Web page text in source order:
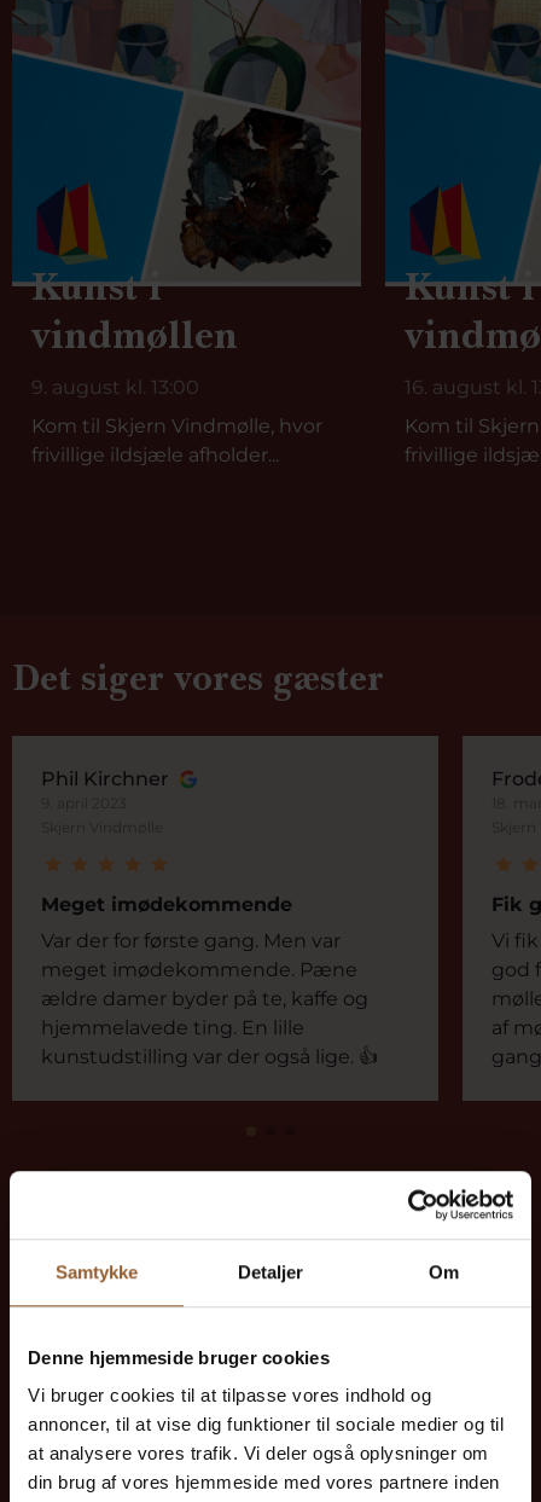
Samtykke Detaljer Om
Denne hjemmeside bruger cookies
Vi bruger cookies til at tilpasse vores indhold og
annoncer, til at vise dig funktioner til sociale medier og til
at analysere vores trafik. Vi deler også oplysninger om
din brug af vores hjemmeside med vores partnere inden
Kunst i
vindmøllen
9. august kl. 13:00
Kom til Skjern Vindmølle, hvor
frivillige ildsjæle afholder...
Kunst i
16. august kl.
Kom til
frivillige
Det siger vores gæster
Phil Kirchner
9. april 2023
Skjern Vindmølle
Meget imødekommende
Var der for første gang. Men var
meget imødekommende. Pæne
ældre damer byder på te, kaffe og
hjemmelavede ting. En lille
kunstudstilling var der også lige. 👍
18.
Fik
Vi
god
af
Spar penge – køb fordelskort
Platin
699 KR